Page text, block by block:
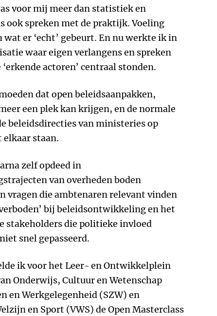
voor mij meer dan statistiek en
ook spreken met de praktijk. Voeling
wat er ‘echt’ gebeurt. En nu werkte ik in
waar eigen verlangens en spreken
actoren’ centraal stonden.
dat open beleidsaanpakken,
een plek kan krijgen, en de normale
beleidsdirecties van ministeries op
elkaar staan.
zelf opdeed in
van overheden boden
vragen die ambtenaren relevant vinden
bij beleidsontwikkeling en het
stakeholders die politieke invloed
snel gepasseerd.
ik voor het Leer- en Ontwikkelplein
Onderwijs, Cultuur en Wetenschap
en Werkgelegenheid (SZW) en
en Sport (VWS) de Open Masterclass